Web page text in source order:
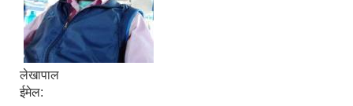
लेखापाल
ईमेल: